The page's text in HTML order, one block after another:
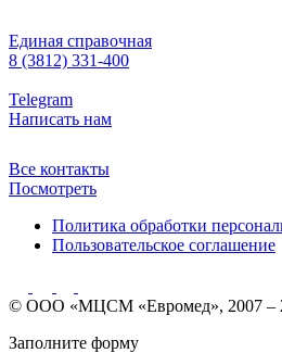
Единая справочная
8 (3812) 331-400
Telegram
Написать нам
Все контакты
Посмотреть
Политика обработки
Пользовательское соглашение
© ООО «МЦСМ «Евромед», 2007 –
Заполните форму